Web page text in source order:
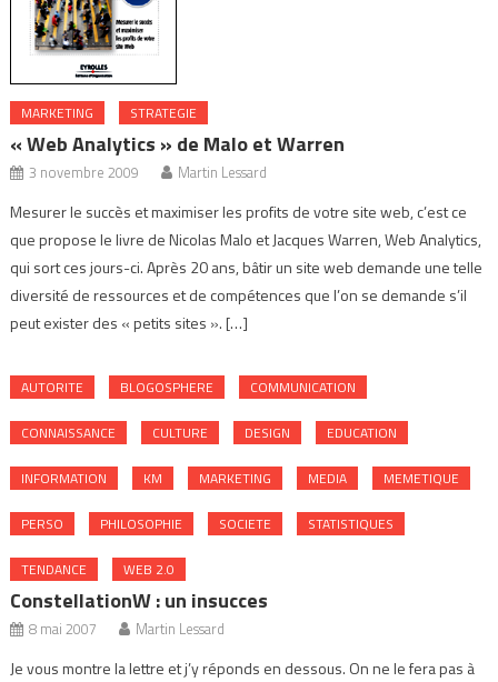
MARKETING STRATEGIE
« Web Analytics » de Malo et Warren
3 novembre 2009 Martin Lessard
Mesurer le succès et maximiser les profits de votre site web, c’est ce
que propose le livre de Nicolas Malo et Jacques Warren, Web Analytics,
qui sort ces jours-ci. Après 20 ans, bâtir un site web demande une telle
diversité de ressources et de compétences que l’on se demande s’il
peut exister des « petits sites ». […]
AUTORITE BLOGOSPHERE COMMUNICATION
CONNAISSANCE CULTURE DESIGN EDUCATION
INFORMATION KM MARKETING MEDIA MEMETIQUE
PERSO PHILOSOPHIE SOCIETE STATISTIQUES
TENDANCE WEB 2.0
ConstellationW : un insucces
8 mai 2007 Martin Lessard
Je vous montre la lettre et j’y réponds en dessous. On ne le fera pas à